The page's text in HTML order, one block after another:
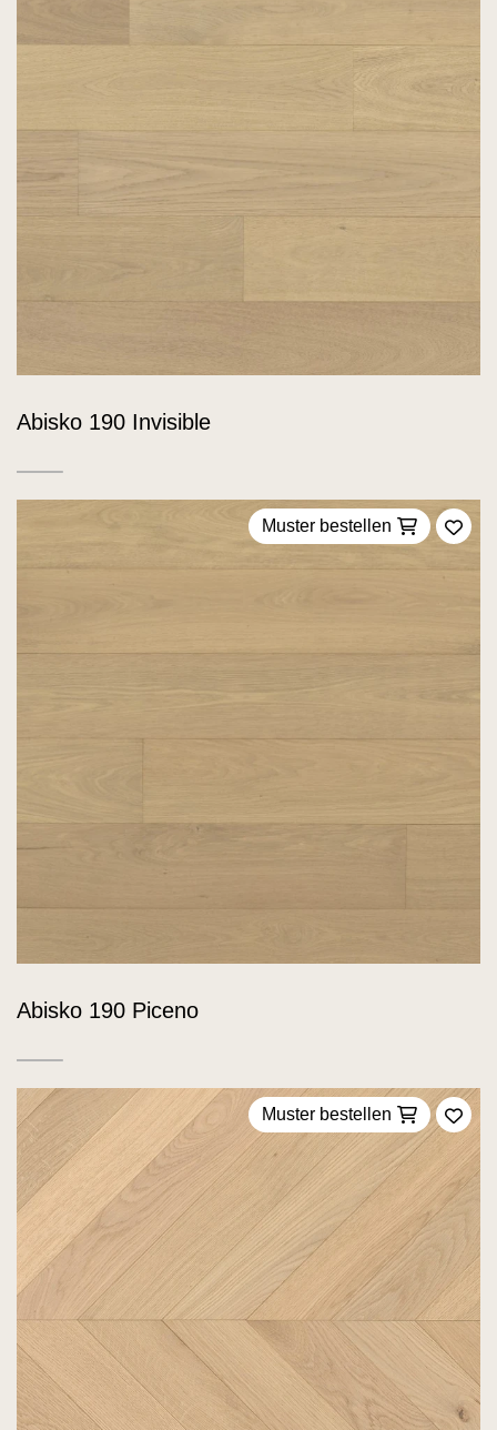
Abisko 190 Invisible
Muster bestellen
Zu
Abisko 190 Piceno
Muster bestellen
Zu